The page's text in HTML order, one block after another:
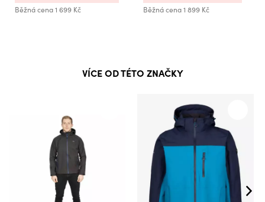
Běžná cena1 699 Kč Běžná cena1 899 Kč
VÍCE OD TÉTO ZNAČKY